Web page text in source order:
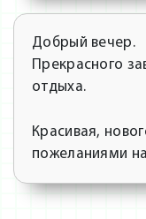
Добрый вечер.
Прекрасного
отдыха.
Красивая,
пожеланиями